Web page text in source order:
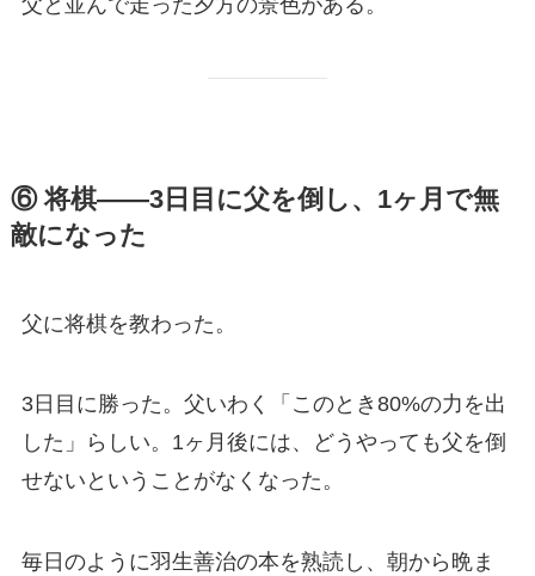
⑥ 将棋——3日目に父を倒し、1ヶ月で無
敵になった
父に将棋を教わった。
3日目に勝った。父いわく「このとき80%の力を出
した」らしい。1ヶ月後には、どうやっても父を倒
せないということがなくなった。
毎日のように羽生善治の本を熟読し、朝から晩ま